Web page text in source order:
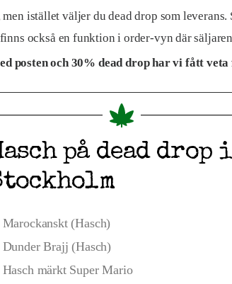
istället väljer du dead drop som
också en funktion i order-vyn där
posten och 30% dead drop har vi fått
på dead drop i
Marockanskt (Hasch)
Dunder Brajj (Hasch)
Hasch märkt Super Mario